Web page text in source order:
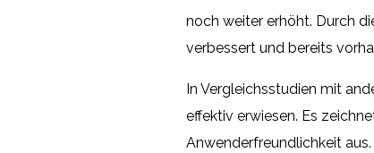
noch weiter erhöht. Durch
verbessert und bereits
In Vergleichsstudien mit
effektiv erwiesen. Es
Anwenderfreundlichkeit